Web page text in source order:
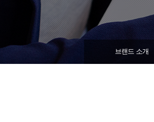
브랜드 소개